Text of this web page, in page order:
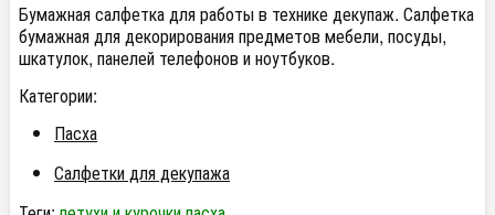
Бумажная салфетка для работы в технике декупаж. Салфетка
бумажная для декорирования предметов мебели, посуды,
шкатулок, панелей телефонов и ноутбуков.
Категории:
Пасха
Салфетки для декупажа